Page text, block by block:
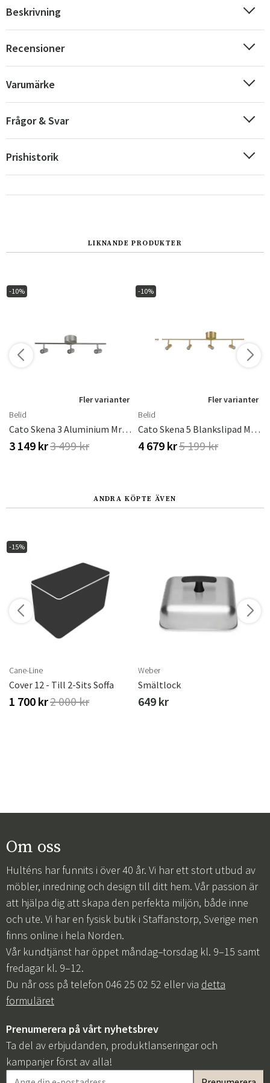
Beskrivning
Recensioner
Varumärke
Frågor & Svar
Prishistorik
LIKNANDE PRODUKTER
-10%
Fler varianter
Belid
Cato Skena 3 Aluminium Mr11 Inkl Ljuskälla
3 149 kr3 499 kr
-10%
Fler varianter
Belid
Cato Skena 5 Blankslipad Mässing Mr11 Inkl Ljuskälla
4 679 kr5 199 kr
ANDRA KÖPTE ÄVEN
-15%
Cane-Line
Cover 12 - Till 2-Sits Soffa
1 700 kr2 000 kr
Weber
Smältlock
649 kr
Om oss
Hulténs har funnits i över 40 år. Vi har ett stort utbud av
möbler, inredning och design till ditt hem. Vår passion är
att hjälpa dig att skapa den perfekta miljön, både inne
och ute. Vi har en fysisk butik i Staffanstorp, Sverige men
finns online i hela Norden.
Vår kundtjänst har öppet måndag–torsdag kl. 9–15 samt
fredagar kl. 9–12.
Du når oss på telefon 046 25 02 52 eller via detta
formuläret
Prenumerera på vårt nyhetsbrev
Ta del av erbjudanden, produktlanseringar och
kampanjer först av alla!